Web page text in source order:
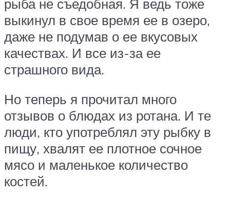
рыба не съедобная. Я ведь тоже
выкинул в свое время ее в озеро,
даже не подумав о ее вкусовых
качествах. И все из-за ее
страшного вида.
Но теперь я прочитал много
отзывов о блюдах из ротана. И те
люди, кто употреблял эту рыбку в
пищу, хвалят ее плотное сочное
мясо и маленькое количество
костей.